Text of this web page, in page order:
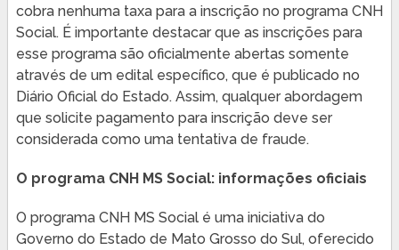
cobra nenhuma taxa para a inscrição no programa CNH
Social. É importante destacar que as inscrições para
esse programa são oficialmente abertas somente
através de um edital específico, que é publicado no
Diário Oficial do Estado. Assim, qualquer abordagem
que solicite pagamento para inscrição deve ser
considerada como uma tentativa de fraude.
O programa CNH MS Social: informações oficiais
O programa CNH MS Social é uma iniciativa do
Governo do Estado de Mato Grosso do Sul, oferecido